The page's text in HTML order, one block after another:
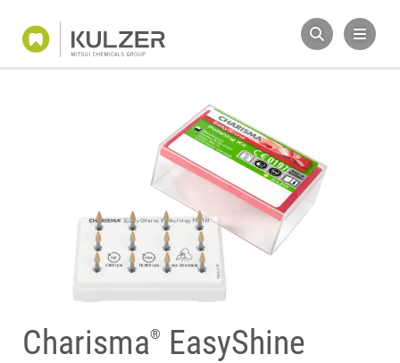
Charisma® EasyShine